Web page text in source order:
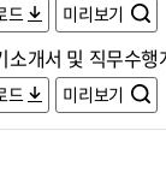
드 미리보기
소개서 및 직무수
드 미리보기